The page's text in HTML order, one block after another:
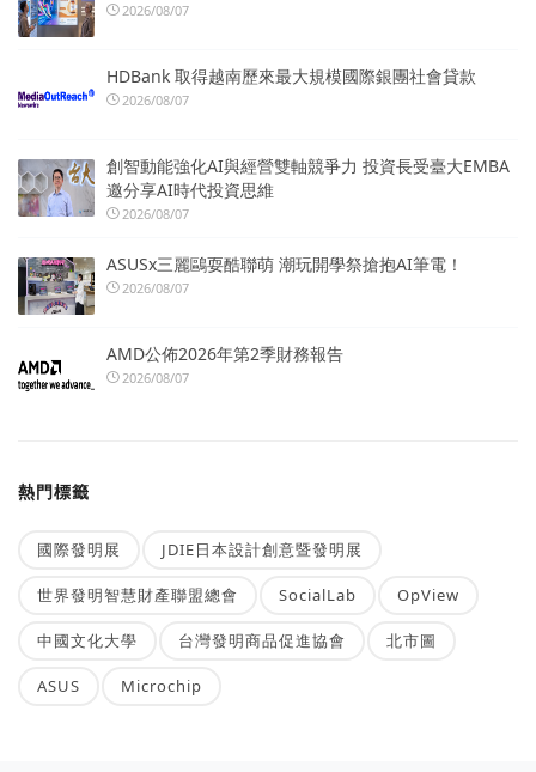
2026/08/07
HDBank 取得越南歷來最大規模國際銀團社會貸款
2026/08/07
創智動能強化AI與經營雙軸競爭力 投資長受臺大EMBA
邀分享AI時代投資思維
2026/08/07
ASUSx三麗鷗耍酷聯萌 潮玩開學祭搶抱AI筆電！
2026/08/07
AMD公佈2026年第2季財務報告
2026/08/07
熱門標籤
國際發明展 JDIE日本設計創意暨發明展
世界發明智慧財產聯盟總會 SocialLab OpView
中國文化大學 台灣發明商品促進協會 北市圖
ASUS Microchip